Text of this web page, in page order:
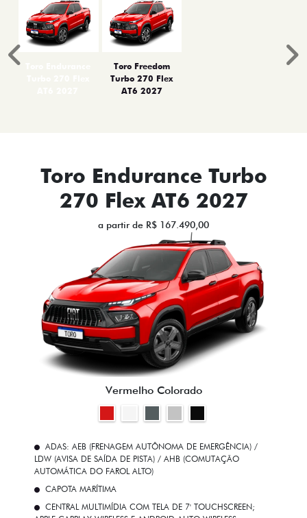
Toro Freedom
Turbo 270 Flex
AT6 2027
Anterior
Toro Endurance Turbo
270 Flex AT6 2027
a partir de R$ 167.490,00
Vermelho Colorado
ADAS: AEB (FRENAGEM AUTÔNOMA DE EMERGÊNCIA) /
LDW (AVISA DE SAÍDA DE PISTA) / AHB (COMUTAÇÃO
AUTOMÁTICA DO FAROL ALTO)
CAPOTA MARÍTIMA
CENTRAL MULTIMÍDIA COM TELA DE 7' TOUCHSCREEN;